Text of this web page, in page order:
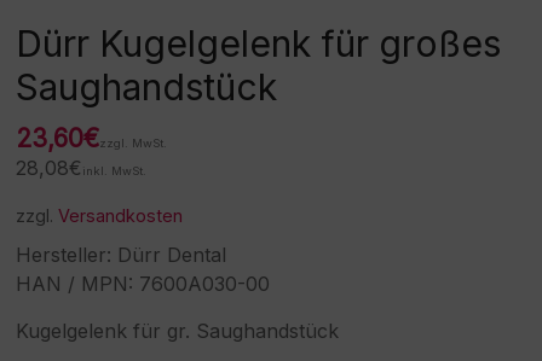
Dürr Kugelgelenk für großes
Saughandstück
23,60€zzgl. MwSt.
28,08€ inkl. MwSt.
zzgl.Versandkosten
Hersteller: Dürr Dental
HAN / MPN: 7600A030-00
Kugelgelenk für gr. Saughandstück